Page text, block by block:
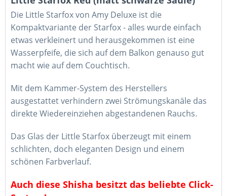
Die Little Starfox von Amy Deluxe ist die
Kompaktvariante der Starfox - alles wurde einfach
etwas verkleinert und herausgekommen ist eine
Wasserpfeife, die sich auf dem Balkon genauso gut
macht wie auf dem Couchtisch.
Mit dem Kammer-System des Herstellers
ausgestattet verhindern zwei Strömungskanäle das
direkte Wiedereinziehen abgestandenen Rauchs.
Das Glas der Little Starfox überzeugt mit einem
schlichten, doch eleganten Design und einem
schönen Farbverlauf.
Auch diese Shisha besitzt das beliebte Click-